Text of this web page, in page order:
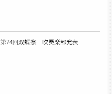
第74回双蝶祭 吹奏楽部発表